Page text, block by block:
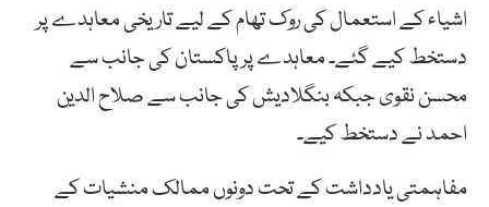
اشیاء کے استعمال کی روک تھام کے لیے تاریخی معاہدے پر
دستخط کیے گئے۔ معاہدے پر پاکستان کی جانب سے
محسن نقوی جبکہ بنگلادیش کی جانب سے صلاح الدین
احمد نے دستخط کیے۔
مفاہمتی یادداشت کے تحت دونوں ممالک منشیات کے